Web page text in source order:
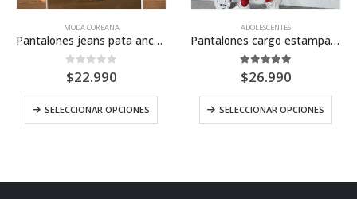
opciones se pueden elegir en la página de producto
Este producto tiene múltiples variantes. Las opciones se pueden elegir en la página de producto
MODA COREANA
Pantalones jeans pata ancha marrón
0out of 5
$22.990
SELECCIONAR OPCIONES
Este producto tiene múltiples variantes. Las opciones se pueden elegir en la página de producto
Este producto tiene múltiples variantes. Las opciones se pueden elegir en la página de producto
ADOLESCENTES
Pantalones cargo estampado letras
5.00 out of 5
$26.990
SELECCIONAR OPCIONES
Este producto tiene múltiples variantes. Las